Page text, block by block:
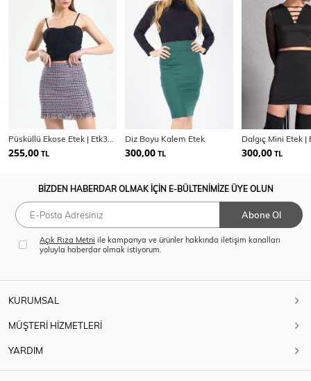
255,00 TL
Diz Boyu Kalem Etek
300,00 TL
Dalgıç Mini Etek |
300,00 TL
BİZDEN HABERDAR OLMAK İÇİN E-BÜLTENİMİZE ÜYE OLUN
Abone Ol
Açık Rıza Metni ile kampanya ve ürünler hakkında iletişim kanalları
yoluyla haberdar olmak istiyorum.
KURUMSAL
MÜŞTERİ HİZMETLERİ
YARDIM